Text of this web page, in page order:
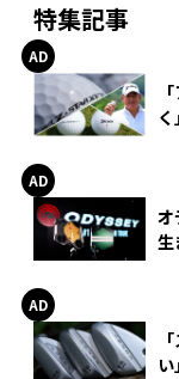
特集記事
オ
生